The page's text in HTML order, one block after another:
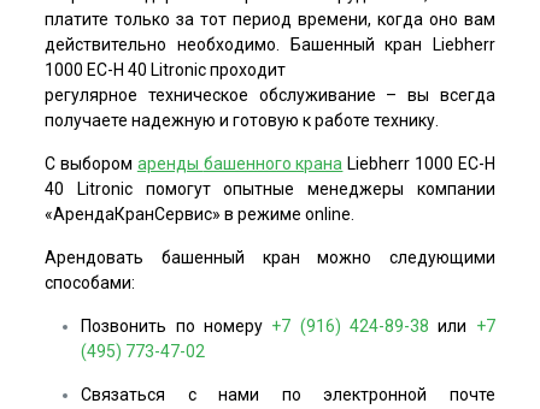
платите только за тот период времени, когда оно вам
действительно необходимо. Башенный кран Liebherr
1000 EC-H 40 Litronic проходит
регулярное техническое обслуживание – вы всегда
получаете надежную и готовую к работе технику.
С выбором аренды башенного крана Liebherr 1000 EC-H
40 Litronic помогут опытные менеджеры компании
«АрендаКранСервис» в режиме online.
Арендовать башенный кран можно следующими
способами:
Позвонить по номеру +7 (916) 424-89-38 или +7
(495) 773-47-02
Связаться с нами по электронной почте